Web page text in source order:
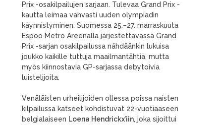
Prix -osakilpailujen sarjaan. Tulevaa Grand Prix -
kautta leimaa vahvasti uuden olympiadin
käynnistyminen. Suomessa 25.–27. marraskuuta
Espoo Metro Areenalla järjestettävässä Grand
Prix -sarjan osakilpailussa nähdäänkin lukuisa
joukko kaikille tuttuja maailmantähtiä, mutta
myös kiinnostavia GP-sarjassa debytoivia
luistelijoita.
Venäläisten urheilijoiden ollessa poissa naisten
kilpailussa katseet kohdistuvat 22-vuotiaaseen
belgialaiseen Loena Hendrickx’iin, joka sijoittui